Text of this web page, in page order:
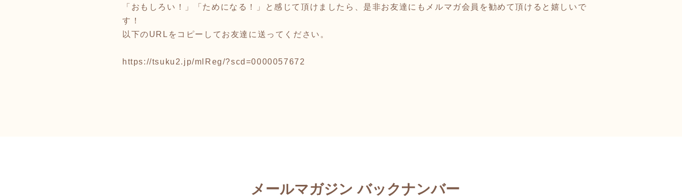
「おもしろい！」「ためになる！」と感じて頂けましたら、是非お友達にもメルマガ会員を勧めて頂けると嬉しいで
す！
以下のURLをコピーしてお友達に送ってください。
https://tsuku2.jp/mlReg/?scd=0000057672
メールマガジン バックナンバー